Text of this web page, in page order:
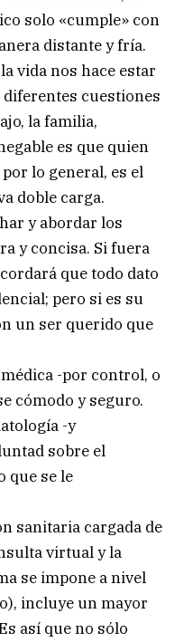
solo «cumple» con
distante y fría.
vida nos hace estar
cuestiones
la familia,
es que quien
lo general, es el
doble carga.
y abordar los
y concisa. Si fuera
que todo dato
pero si es su
un ser querido que
-por control, o
cómodo y seguro.
-y
sobre el
que se le
sanitaria cargada de
virtual y la
se impone a nivel
incluye un mayor
así que no sólo